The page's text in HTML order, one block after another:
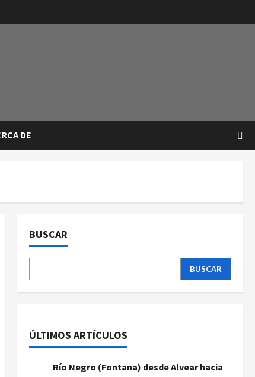
DE
BUSCAR
BUSCAR
ÚLTIMOS ARTÍCULOS
Río Negro (Fontana) desde Alvear hacia